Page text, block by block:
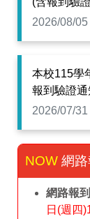
2026/08/
本校115學
報到驗證
2026/07/
網路
網路報到
日(週四